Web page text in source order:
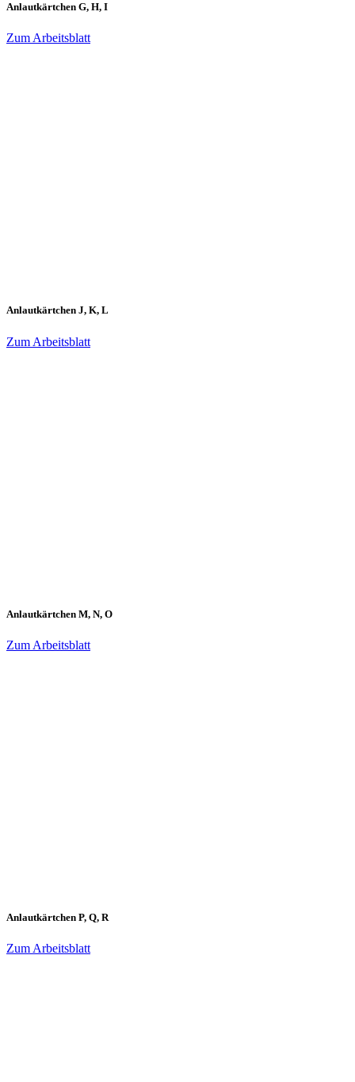
Anlautkärtchen G, H, I
Zum Arbeitsblatt
Anlautkärtchen J, K, L
Zum Arbeitsblatt
Anlautkärtchen M, N, O
Zum Arbeitsblatt
Anlautkärtchen P, Q, R
Zum Arbeitsblatt